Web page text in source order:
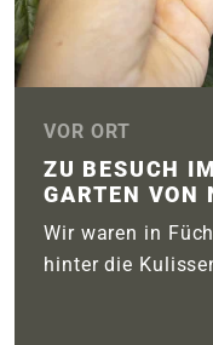
VOR ORT
ZU BESUCH
GARTEN VON
Wir waren in
hinter die